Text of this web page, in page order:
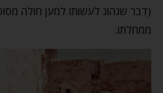
(דבר שנהוג לעשותו למען חולה
ממחלתו.